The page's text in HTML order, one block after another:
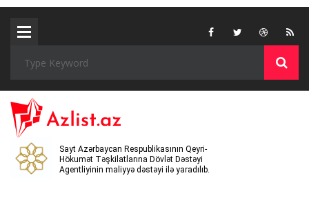
Sayt Azərbaycan Respublikasının Qeyri-
Hökumət Təşkilatlarına Dövlət Dəstəyi
Agentliyinin maliyyə dəstəyi ilə yaradılıb.